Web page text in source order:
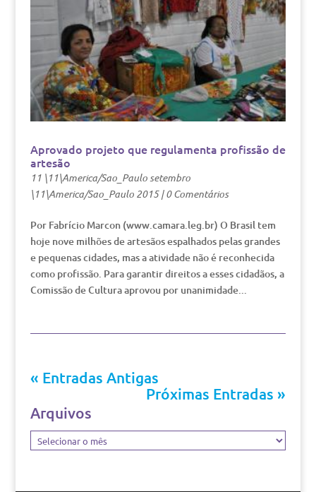
Aprovado projeto que regulamenta profissão de
artesão
11 \11\America/Sao_Paulo setembro
\11\America/Sao_Paulo 2015|0 Comentários
Por Fabrício Marcon (www.camara.leg.br) O Brasil tem
hoje nove milhões de artesãos espalhados pelas grandes
e pequenas cidades, mas a atividade não é reconhecida
como profissão. Para garantir direitos a esses cidadãos, a
Comissão de Cultura aprovou por unanimidade...
« Entradas Antigas
Próximas Entradas »
Arquivos
Arquivos